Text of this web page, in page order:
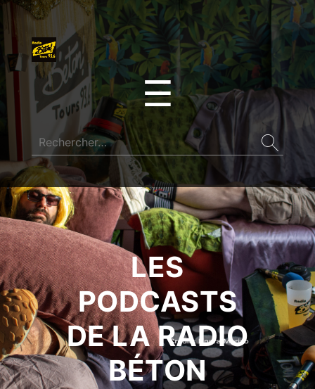
☰
LES
PODCASTS
DE LA RADIO
BÉTON